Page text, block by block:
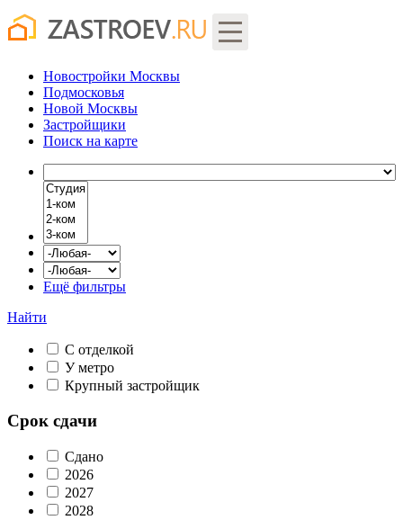
Новостройки Москвы
Подмосковья
Новой Москвы
Застройщики
Поиск на карте
Ещё фильтры
Найти
С отделкой
У метро
Крупный застройщик
Срок сдачи
Сдано
2026
2027
2028